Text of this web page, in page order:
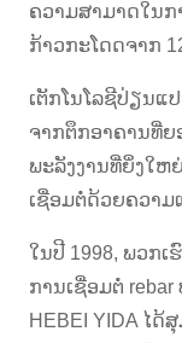
ຄວາມສາມາດໃນກ
ກ້າວກະໂດດຈາກ
ເຕັກໂນໂລຊີປ່ຽນແ
ຈາກຕຶກອາຄານທີ່ຍ
ພະລັງງານທີ່ຍິ່ງໃຫ
ເຊື່ອມຕໍ່ດ້ວຍຄວາ
ໃນ​ປີ 1998​, ພວກ​
ການ​ເຊື່ອມ​ຕໍ່
HEBEI YIDA ໄ